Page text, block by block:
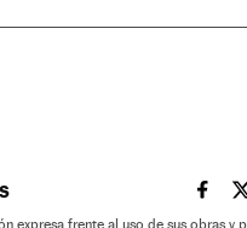
EL
expresa frente al uso de sus obras y